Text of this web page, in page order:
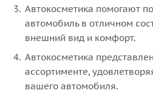
Автокосметика помогают
автомобиль в отличном
внешний вид и комфорт.
Автокосметика
ассортименте,
вашего автомобиля.